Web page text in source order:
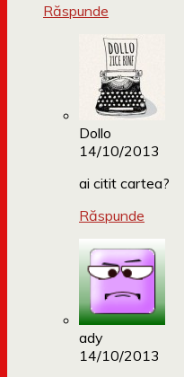
Răspunde
Dollo
14/10/2013
ai citit cartea?
Răspunde
ady
14/10/2013